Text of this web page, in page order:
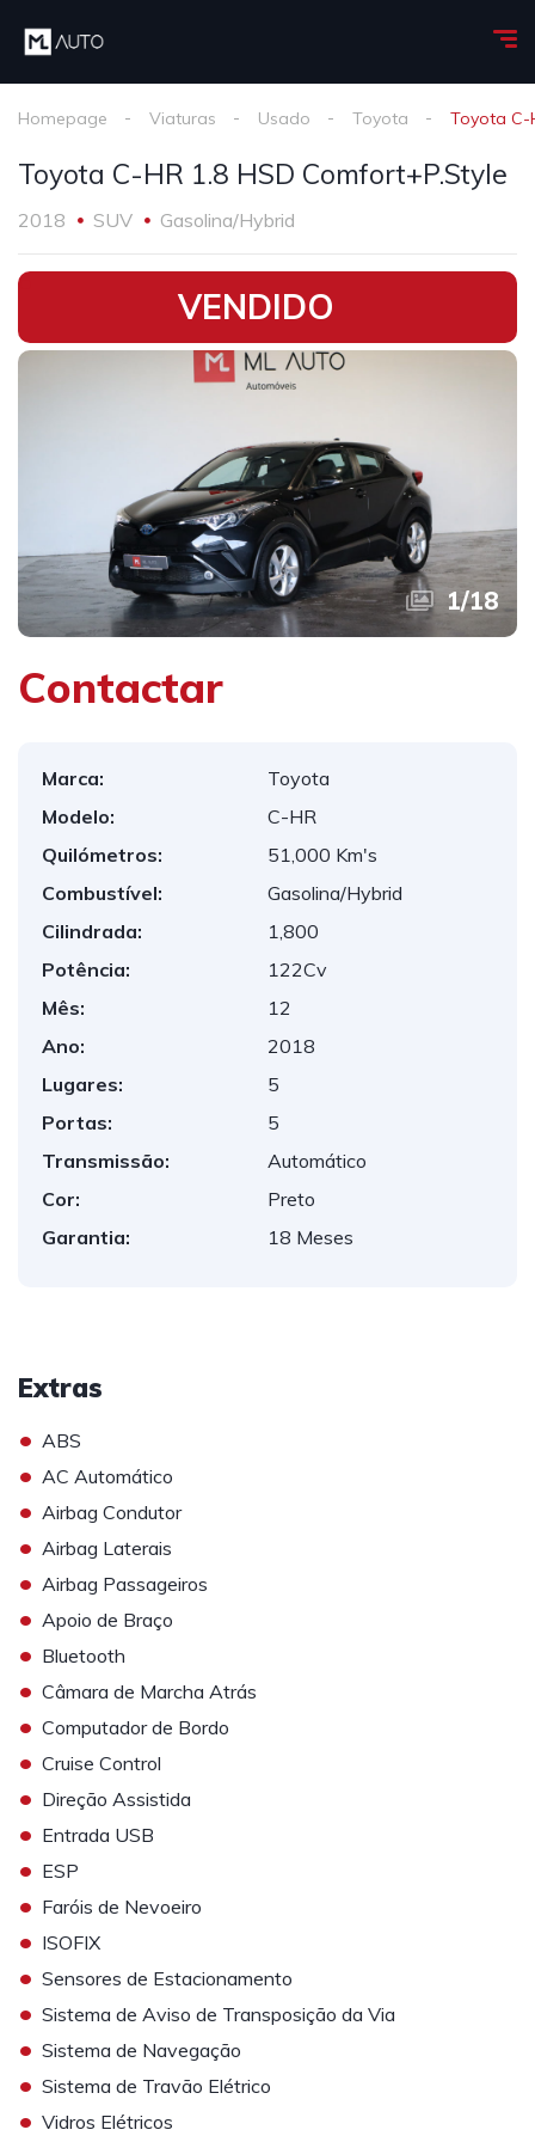
Homepage Viaturas Usado Toyota Toyota C-
Toyota C-HR 1.8 HSD Comfort+P.Style
2018 SUV Gasolina/Hybrid
•
VENDIDO
1/18
Contactar
Marca:
Toyota
Modelo:
C-HR
Quilómetros:
51,000 Km's
Combustível:
Gasolina/Hybrid
Cilindrada:
1,800
Potência:
122Cv
Mês:
12
Ano:
2018
Lugares:
5
Portas:
5
Transmissão:
Automático
Cor:
Preto
Garantia:
18 Meses
Extras
• ABS
• AC Automático
• Airbag Condutor
• Airbag Laterais
• Airbag Passageiros
• Apoio de Braço
• Bluetooth
• Câmara de Marcha Atrás
• Computador de Bordo
• Cruise Control
• Direção Assistida
• Entrada USB
• ESP
• Faróis de Nevoeiro
• ISOFIX
• Sensores de Estacionamento
• Sistema de Aviso de Transposição da Via
• Sistema de Navegação
• Sistema de Travão Elétrico
• Vidros Elétricos